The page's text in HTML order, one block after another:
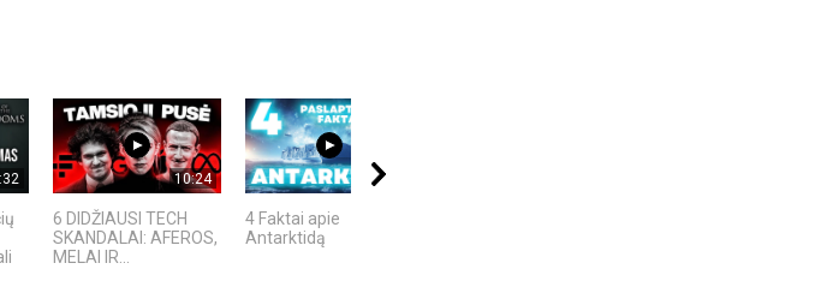
10:24
6 DIDŽIAUSI TECH
SKANDALAI: AFEROS,
MELAI IR...
04:58
4 Faktai apie
Antarktidą